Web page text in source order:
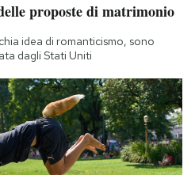
proposte di matrimonio
idea di romanticismo, sono
dagli Stati Uniti